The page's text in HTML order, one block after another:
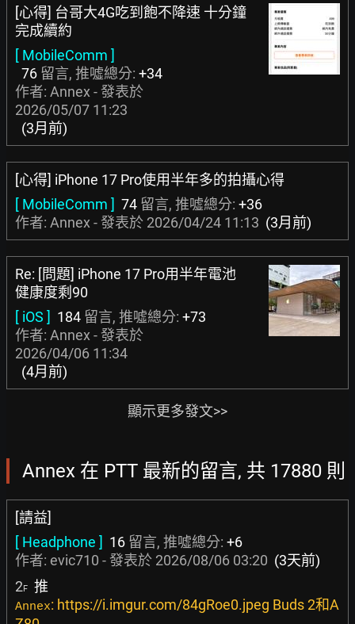
[心得] 台哥大4G吃到飽不降速 十分鐘
完成續約
[ MobileComm ]
76 留言, 推噓總分: +34
作者: Annex - 發表於
2026/05/07 11:23
(3月前)
[心得] iPhone 17 Pro使用半年多的拍攝心得
[ MobileComm ] 74 留言, 推噓總分: +36
作者: Annex - 發表於 2026/04/24 11:13 (3月前)
Re: [問題] iPhone 17 Pro用半年電池
健康度剩90
[ iOS ] 184 留言, 推噓總分: +73
作者: Annex - 發表於
2026/04/06 11:34
(4月前)
顯示更多發文>>
Annex 在 PTT 最新的留言, 共 17880 則
[請益]
[ Headphone ] 16 留言, 推噓總分: +6
作者: evic710 - 發表於 2026/08/06 03:20 (3天前)
2F 推
Annex: https://i.imgur.com/84gRoe0.jpeg Buds 2和A